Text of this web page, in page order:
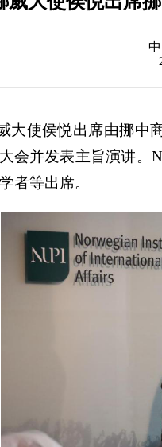
大使侯悦出席由挪中
会并发表主旨演讲。
者等出席。